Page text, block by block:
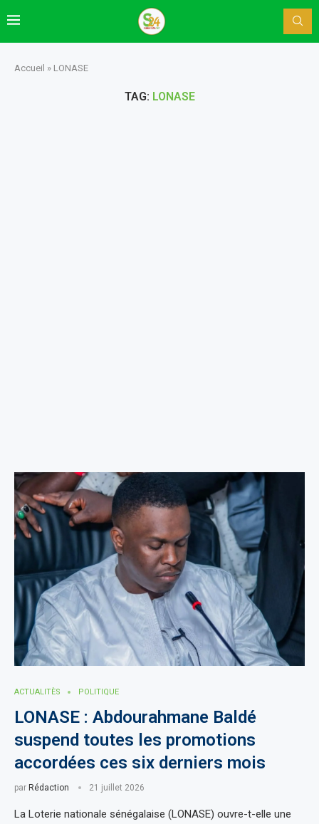
Accueil » LONASE
TAG: LONASE
ACTUALITÈS POLITIQUE
LONASE : Abdourahmane Baldé
suspend toutes les promotions
accordées ces six derniers mois
par Rédaction 21 juillet 2026
La Loterie nationale sénégalaise (LONASE) ouvre-t-elle une